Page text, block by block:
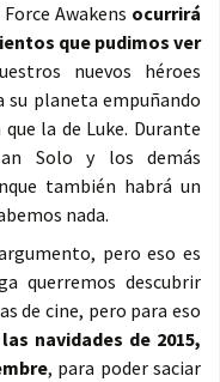
Awakens ocurrirá
que pudimos ver
nuevos héroes
su planeta empuñando
la de Luke. Durante
Solo y los demás
también habrá un
nada.
pero eso es
querremos descubrir
de cine, pero para eso
navidades de 2015,
, para poder saciar